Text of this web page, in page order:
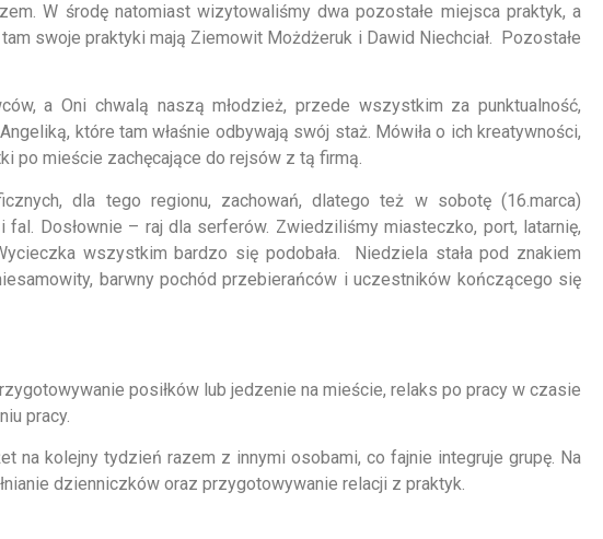
W środę natomiast wizytowaliśmy dwa pozostałe miejsca praktyk, a
swoje praktyki mają Ziemowit Możdżeruk i Dawid Niechciał. Pozostałe
a Oni chwalą naszą młodzież, przede wszystkim za punktualność,
które tam właśnie odbywają swój staż. Mówiła o ich kreatywności,
po mieście zachęcające do rejsów z tą firmą.
dla tego regionu, zachowań, dlatego też w sobotę (16.marca)
Dosłownie – raj dla serferów. Zwiedziliśmy miasteczko, port, latarnię,
wszystkim bardzo się podobała. Niedziela stała pod znakiem
barwny pochód przebierańców i uczestników kończącego się
posiłków lub jedzenie na mieście, relaks po pracy w czasie
pracy.
na kolejny tydzień razem z innymi osobami, co fajnie integruje grupę. Na
dzienniczków oraz przygotowywanie relacji z praktyk.